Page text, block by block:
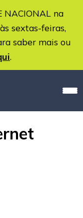
NACIONAL na
sextas-feiras,
saber mais ou
.